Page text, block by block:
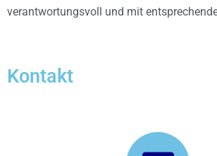
verantwortungsvoll und mit
Kontakt